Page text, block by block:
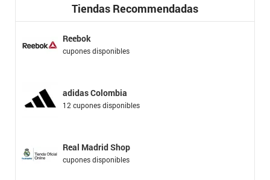
Tiendas Recommendadas
Reebok
cupones disponibles
adidas Colombia
12 cupones disponibles
Real Madrid Shop
cupones disponibles